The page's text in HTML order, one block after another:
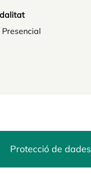
Presencial
Protecció de dades